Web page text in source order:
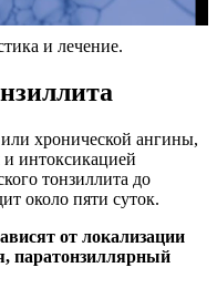
и лечение.
или хронической ангины,
и интоксикацией
тонзиллита до
около пяти суток.
от локализации
паратонзиллярный